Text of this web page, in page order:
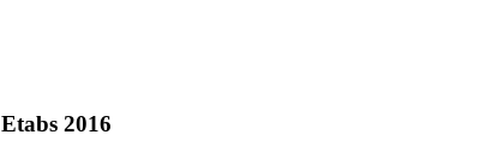
إرشادات شاملة لإعداد وتكسير برنامج Etabs 2016